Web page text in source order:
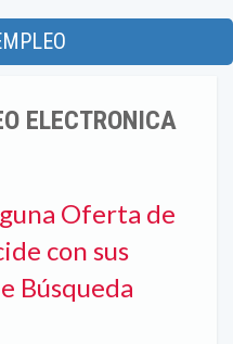
ELECTRONICA
Oferta de
con sus
Búsqueda